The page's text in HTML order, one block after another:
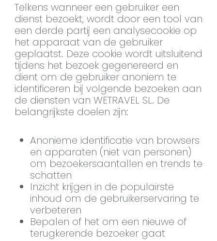
Telkens wanneer een gebruiker een
dienst bezoekt, wordt door een tool van
een derde partij een analysecookie op
het apparaat van de gebruiker
geplaatst. Deze cookie wordt uitsluitend
tijdens het bezoek gegenereerd en
dient om de gebruiker anoniem te
identificeren bij volgende bezoeken aan
de diensten van WETRAVEL SL. De
belangrijkste doelen zijn:
Anonieme identificatie van browsers
en apparaten (niet van personen)
om bezoekersaantallen en trends te
schatten
Inzicht krijgen in de populairste
inhoud om de gebruikerservaring te
verbeteren
Bepalen of het om een nieuwe of
terugkerende bezoeker gaat